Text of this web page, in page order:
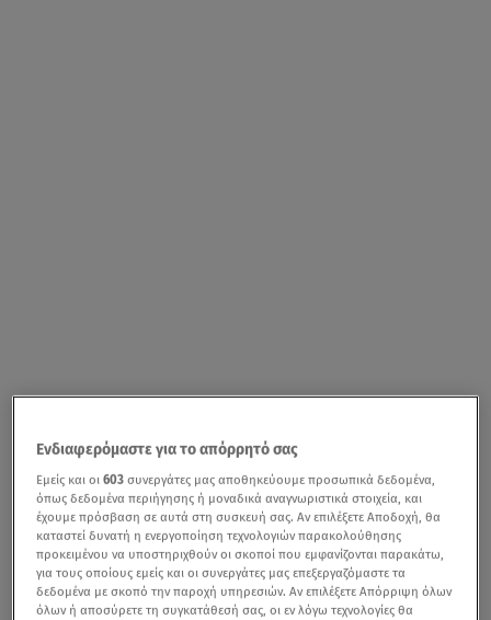
Ενδιαφερόμαστε για το απόρρητό σας
Εμείς και οι603 συνεργάτες μας αποθηκεύουμε προσωπικά δεδομένα,
όπως δεδομένα περιήγησης ή μοναδικά αναγνωριστικά στοιχεία, και
έχουμε πρόσβαση σε αυτά στη συσκευή σας. Αν επιλέξετε Αποδοχή, θα
καταστεί δυνατή η ενεργοποίηση τεχνολογιών παρακολούθησης
προκειμένου να υποστηριχθούν οι σκοποί που εμφανίζονται παρακάτω,
για τους οποίους εμείς και οι συνεργάτες μας επεξεργαζόμαστε τα
δεδομένα με σκοπό την παροχή υπηρεσιών. Αν επιλέξετε Απόρριψη όλων
όλων ή αποσύρετε τη συγκατάθεσή σας, οι εν λόγω τεχνολογίες θα